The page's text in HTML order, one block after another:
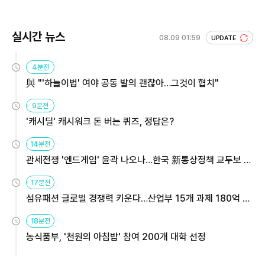
실시간 뉴스 08.09 01:59 UPDATE
4분전
與 "'하늘이법' 여야 공동 발의 괜찮아…그것이 협치"
9분전
'캐시딜' 캐시워크 돈 버는 퀴즈, 정답은?
14분전
관세전쟁 '엔드게임' 윤곽 나오나…한국 新통상정책 교두보 활
용해야
17분전
섬유패션 글로벌 경쟁력 키운다…산업부 15개 과제 180억 지
원
18분전
농식품부, '천원의 아침밥' 참여 200개 대학 선정